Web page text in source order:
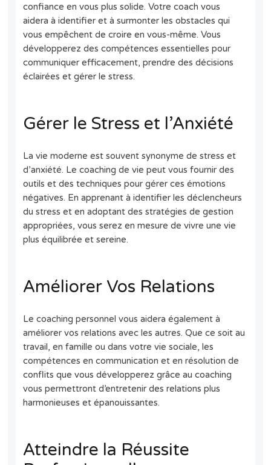
confiance en vous plus solide. Votre coach vous
aidera à identifier et à surmonter les obstacles qui
vous empêchent de croire en vous-même. Vous
développerez des compétences essentielles pour
communiquer efficacement, prendre des décisions
éclairées et gérer le stress.
Gérer le Stress et l’Anxiété
La vie moderne est souvent synonyme de stress et
d’anxiété. Le coaching de vie peut vous fournir des
outils et des techniques pour gérer ces émotions
négatives. En apprenant à identifier les déclencheurs
du stress et en adoptant des stratégies de gestion
appropriées, vous serez en mesure de vivre une vie
plus équilibrée et sereine.
Améliorer Vos Relations
Le coaching personnel vous aidera également à
améliorer vos relations avec les autres. Que ce soit au
travail, en famille ou dans votre vie sociale, les
compétences en communication et en résolution de
conflits que vous développerez grâce au coaching
vous permettront d’entretenir des relations plus
harmonieuses et épanouissantes.
Atteindre la Réussite